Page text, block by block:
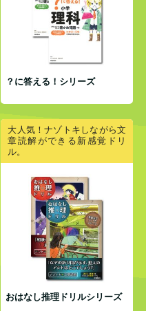
？に答える！シリーズ
大人気！ナゾトキしながら文
章読解ができる新感覚ドリ
ル。
おはなし推理ドリルシリーズ